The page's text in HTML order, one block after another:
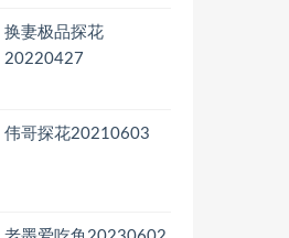
换妻极品探花
20220427
伟哥探花20210603